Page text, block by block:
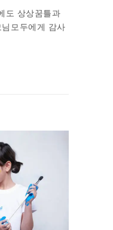
도 상상꿈틀과
모두에게 감사
마손을 잡고